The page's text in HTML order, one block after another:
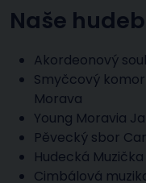
Naše
Akordeonový
Smyčcový
Morava
Young Moravia
Pěvecký sbor
Hudecká
Cimbálová